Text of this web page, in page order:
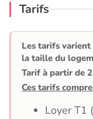
Tarifs
Les tarifs varient
la taille du
Tarif à partir de
Ces tarifs
Loyer T1